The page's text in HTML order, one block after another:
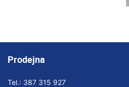
Prodejna
Tel.: 387 315 927